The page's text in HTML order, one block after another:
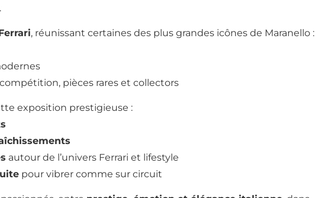
.
, réunissant certaines des plus grandes icônes de Maranello :
pièces rares et collectors
exposition prestigieuse :
autour de l’univers Ferrari et lifestyle
pour vibrer comme sur circuit